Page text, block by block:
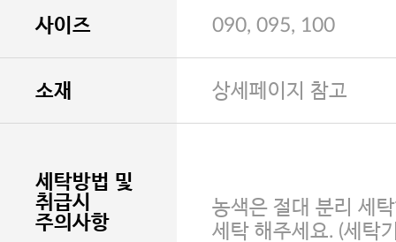
사이즈 090, 095, 100
소재 상세페이지 참고
세탁방법 및
취급시
주의사항
농색은 절대 분리 세
세탁 해주세요. (세탁